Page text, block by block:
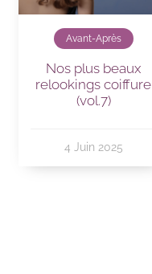
Avant-Après
Nos plus beaux
relookings coiffure
(vol.7)
4 Juin 2025